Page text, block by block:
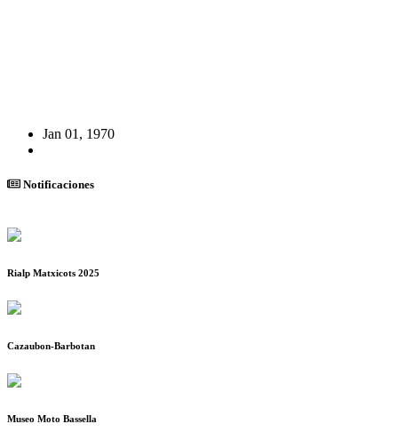
Jan 01, 1970
Notificaciones
Rialp Matxicots 2025
Cazaubon-Barbotan
Museo Moto Bassella